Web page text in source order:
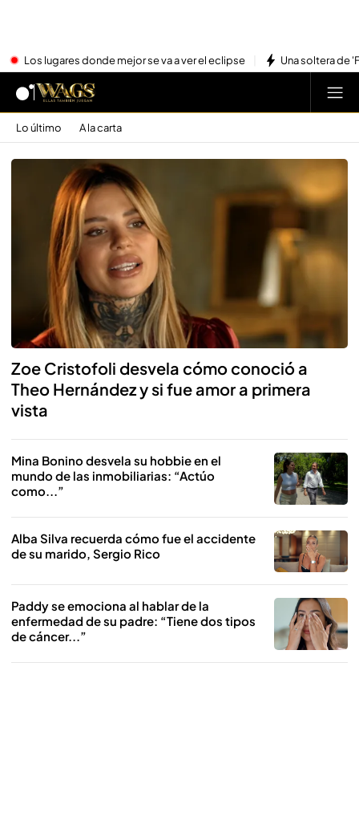
Los lugares donde mejor se va a ver el eclipse Una soltera de
Lo último A la carta
Zoe Cristofoli desvela cómo conoció a
Theo Hernández y si fue amor a primera
vista
Mina Bonino desvela su hobbie en el
mundo de las inmobiliarias: “Actúo
como...”
Alba Silva recuerda cómo fue el accidente
de su marido, Sergio Rico
Paddy se emociona al hablar de la
enfermedad de su padre: “Tiene dos tipos
de cáncer...”